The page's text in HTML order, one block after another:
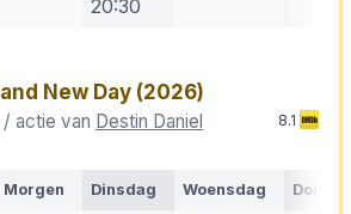
20:30
New Day (2026)
actie van Destin Daniel
8.1
Morgen Dinsdag Woensdag